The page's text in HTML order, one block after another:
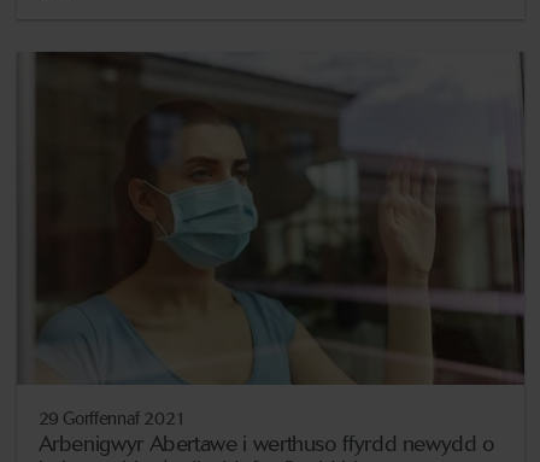
29 Gorffennaf 2021
Arbenigwyr Abertawe i werthuso ffyrdd newydd o